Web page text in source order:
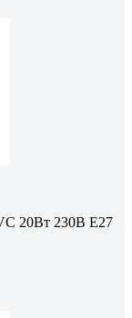
20Вт 230В Е27